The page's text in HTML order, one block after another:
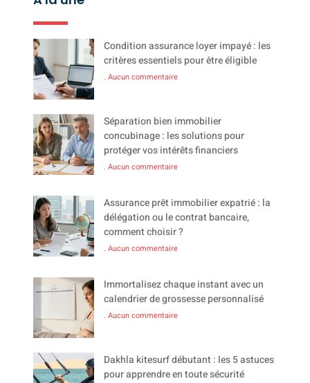
Condition assurance loyer impayé : les
critères essentiels pour être éligible
Aucun commentaire
Séparation bien immobilier
concubinage : les solutions pour
protéger vos intérêts financiers
Aucun commentaire
Assurance prêt immobilier expatrié : la
délégation ou le contrat bancaire,
comment choisir ?
Aucun commentaire
Immortalisez chaque instant avec un
calendrier de grossesse personnalisé
Aucun commentaire
Dakhla kitesurf débutant : les 5 astuces
pour apprendre en toute sécurité